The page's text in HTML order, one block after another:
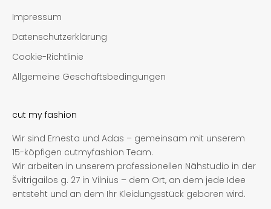
Impressum
Datenschutzerklärung
Cookie-Richtlinie
Allgemeine Geschäftsbedingungen
cut my fashion
Wir sind Ernesta und Adas – gemeinsam mit unserem
15-köpfigen cutmyfashion Team.
Wir arbeiten in unserem professionellen Nähstudio in der
Švitrigailos g. 27 in Vilnius – dem Ort, an dem jede Idee
entsteht und an dem Ihr Kleidungsstück geboren wird.